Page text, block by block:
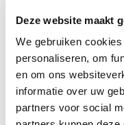
Deze website maakt
We gebruiken
personaliseren, om
en om ons
informatie over uw
partners voor social
Mackesy bedacht